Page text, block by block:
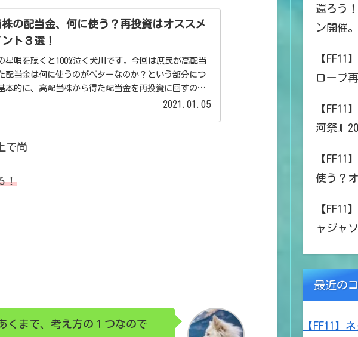
の配当金、何に使う？再投資はオススメ
ト３選！
星唄を聴くと100%泣く犬川です。今回は庶民が高配当
配当金は何に使うのがベターなのか？という部分につ
本的に、高配当株から得た配当金を再投資に回すのは
2021.01.05
で尚
！
くまで、考え方の１つなので
還ろう
ン開催
【FF11
ローブ
【FF11
河祭』
【FF11
使う？
【FF11
ャジャ
最近の
【FF11】